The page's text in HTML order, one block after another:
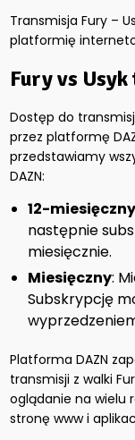
Transmisja Fury –
platformię
Fury vs
Dostęp do
przez platformę
przedstawiamy
DAZN:
12-
następnie
miesięcznie.
Miesięczny:
Subskrypcję
Platforma DAZN
transmisji z walki
oglądanie na wielu
stronę www i